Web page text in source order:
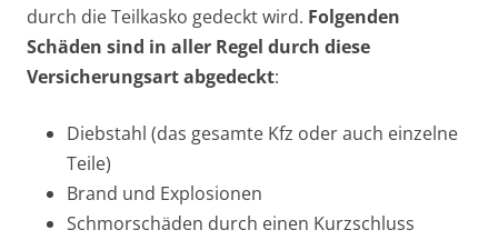
durch die Teilkasko gedeckt wird. Folgenden
Schäden sind in aller Regel durch diese
Versicherungsart abgedeckt:
Diebstahl (das gesamte Kfz oder auch einzelne
Teile)
Brand und Explosionen
Schmorschäden durch einen Kurzschluss